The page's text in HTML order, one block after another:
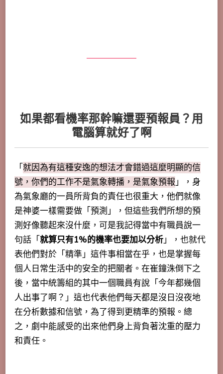
如果都看機率那幹嘛還要預報員？用
電腦算就好了啊
「就因為有這種安逸的想法才會錯過這麼明顯的信
號，你們的工作不是氣象轉播，是氣象預報」，身
為氣象廳的一員所背負的責任也很重大，他們就像
是神婆一樣需要做「預測」，但這些我們所想的預
測好像聽起來沒什麼，可是我記得當中有職員說一
句話「就算只有1%的機率也要加以分析」，也就代
表他們對於「精準」這件事相當在乎，也是掌握每
個人日常生活中的安全的把關者。 在崔鐘洙倒下之
後，當中統籌組的其中一個職員有說「今年都幾個
人出事了啊？」這也代表他們每天都是沒日沒夜地
在分析數據和信號，為了得到更精準的預報。總
之，劇中能感受的出來他們身上背負著沈重的壓力
和責任。